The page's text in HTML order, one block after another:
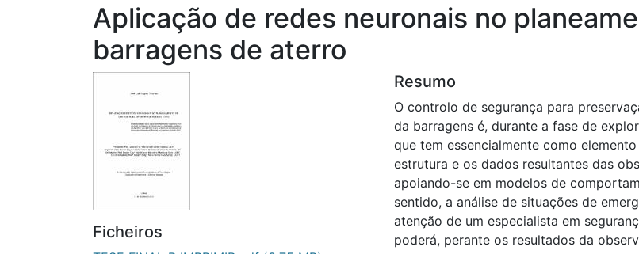
Aplicação de redes neuronais no
barragens de aterro
Ficheiros
Resumo
O controlo de segurança para
da barragens é, durante a fase de
que tem essencialmente como
estrutura e os dados resultantes das
apoiando-se em modelos de
sentido, a análise de situações de
atenção de um especialista em
poderá, perante os resultados da